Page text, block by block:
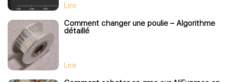
Lire
Comment changer une poulie – Algorithme
détaillé
Lire